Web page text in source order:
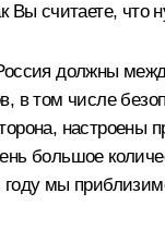
Вы считаете,
должны
в том числе
настроены
большое
мы